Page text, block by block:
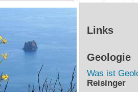
Links
Geologie
Was ist
Reisinger